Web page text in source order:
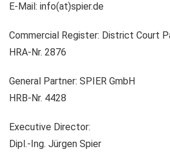
E-Mail: info(at)spier.de
Commercial Register: District Court
HRA-Nr. 2876
General Partner: SPIER GmbH
HRB-Nr. 4428
Executive Director:
Dipl.-Ing. Jürgen Spier